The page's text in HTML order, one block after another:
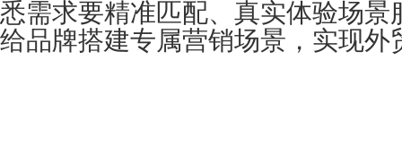
悉需求要精准匹配、真实体验场
给品牌搭建专属营销场景，实现外